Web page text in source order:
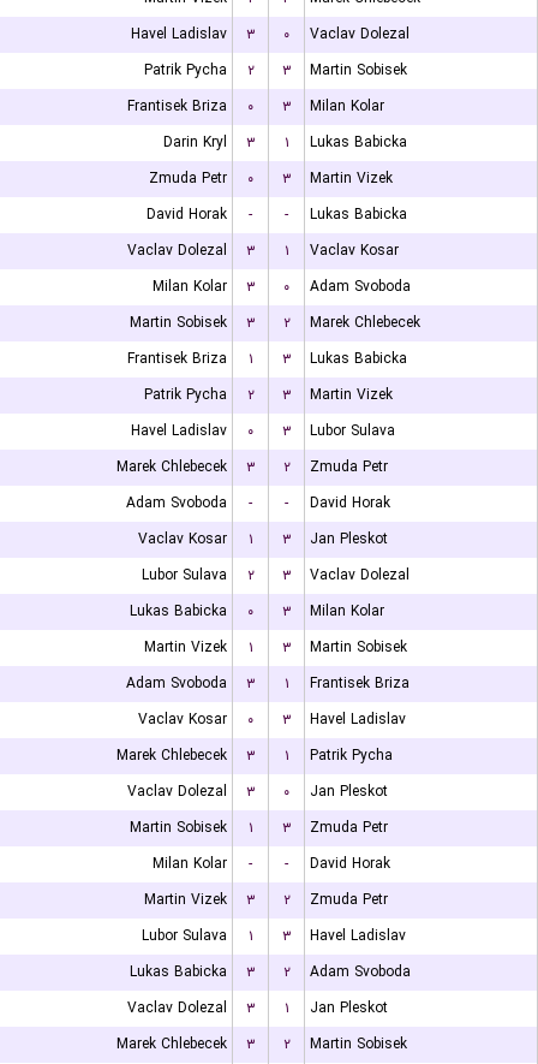
Havel Ladislav
۳ ۰
Vaclav Dolezal
Patrik Pycha
۲ ۳
Martin Sobisek
Frantisek Briza
۰ ۳
Milan Kolar
Darin Kryl
۳ ۱
Lukas Babicka
Zmuda Petr
۰ ۳
Martin Vizek
David Horak
- -
Lukas Babicka
Vaclav Dolezal
۳ ۱
Vaclav Kosar
Milan Kolar
۳ ۰
Adam Svoboda
Martin Sobisek
۳ ۲
Marek Chlebecek
Frantisek Briza
۱ ۳
Lukas Babicka
Patrik Pycha
۲ ۳
Martin Vizek
Havel Ladislav
۰ ۳
Lubor Sulava
Marek Chlebecek
۳ ۲
Zmuda Petr
Adam Svoboda
- -
David Horak
Vaclav Kosar
۱ ۳
Jan Pleskot
Lubor Sulava
۲ ۳
Vaclav Dolezal
Lukas Babicka
۰ ۳
Milan Kolar
Martin Vizek
۱ ۳
Martin Sobisek
Adam Svoboda
۳ ۱
Frantisek Briza
Vaclav Kosar
۰ ۳
Havel Ladislav
Marek Chlebecek
۳ ۱
Patrik Pycha
Vaclav Dolezal
۳ ۰
Jan Pleskot
Martin Sobisek
۱ ۳
Zmuda Petr
Milan Kolar
- -
David Horak
Martin Vizek
۳ ۲
Zmuda Petr
Lubor Sulava
۱ ۳
Havel Ladislav
Lukas Babicka
۳ ۲
Adam Svoboda
Vaclav Dolezal
۳ ۱
Jan Pleskot
Marek Chlebecek
۳ ۲
Martin Sobisek